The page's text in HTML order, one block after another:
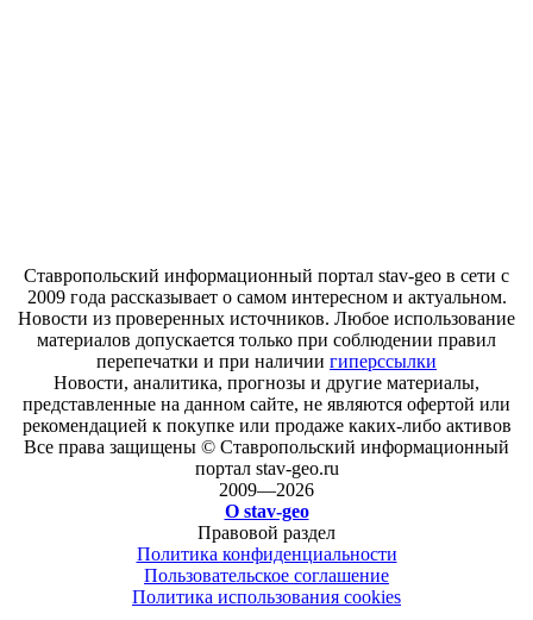
Ставропольский информационный портал stav-geo в сети с
2009 года рассказывает о самом интересном и актуальном.
Новости из проверенных источников. Любое использование
материалов допускается только при соблюдении правил
перепечатки и при наличии гиперссылки
Новости, аналитика, прогнозы и другие материалы,
представленные на данном сайте, не являются офертой или
рекомендацией к покупке или продаже каких-либо активов
Все права защищены © Ставропольский информационный
портал stav-geo.ru
2009—2026
О stav-geo
Правовой раздел
Политика конфиденциальности
Пользовательское соглашение
Политика использования cookies